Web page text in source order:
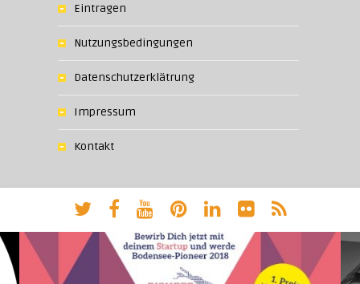
Eintragen
Nutzungsbedingungen
Datenschutzerklätrung
Impressum
Kontakt